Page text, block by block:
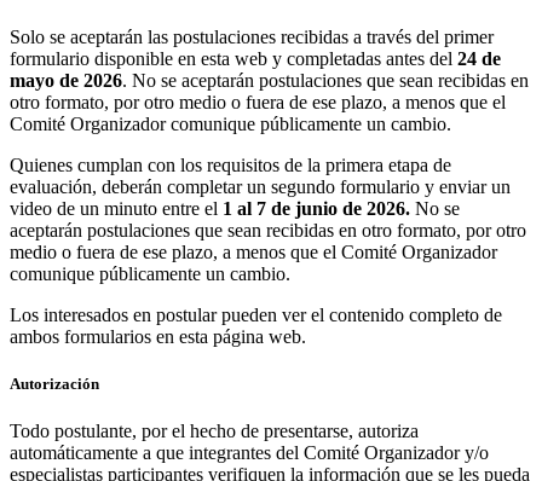
Solo se aceptarán las postulaciones recibidas a través del primer
formulario disponible en esta web y completadas antes del 24 de
mayo de 2026. No se aceptarán postulaciones que sean recibidas en
otro formato, por otro medio o fuera de ese plazo, a menos que el
Comité Organizador comunique públicamente un cambio.
Quienes cumplan con los requisitos de la primera etapa de
evaluación, deberán completar un segundo formulario y enviar un
video de un minuto entre el 1 al 7 de junio de 2026. No se
aceptarán postulaciones que sean recibidas en otro formato, por otro
medio o fuera de ese plazo, a menos que el Comité Organizador
comunique públicamente un cambio.
Los interesados en postular pueden ver el contenido completo de
ambos formularios en esta página web.
Autorización
Todo postulante, por el hecho de presentarse, autoriza
automáticamente a que integrantes del Comité Organizador y/o
especialistas participantes verifiquen la información que se les pueda